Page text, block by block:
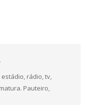
rádio, tv,
Pauteiro,